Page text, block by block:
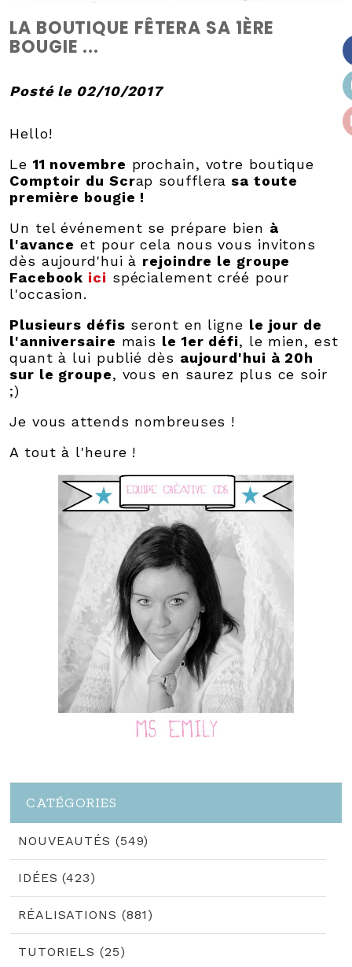
LA BOUTIQUE FÊTERA SA 1ÈRE
BOUGIE ...
Posté le 02/10/2017
Hello!
Le 11 novembre prochain, votre boutique
Comptoir du Scrap soufflera sa toute
première bougie !
Un tel événement se prépare bien à
l'avance et pour cela nous vous invitons
dès aujourd'hui à rejoindre le groupe
Facebook ici spécialement créé pour
l'occasion.
Plusieurs défis seront en ligne le jour de
l'anniversaire mais le 1er défi, le mien, est
quant à lui publié dès aujourd'hui à 20h
sur le groupe, vous en saurez plus ce soir
;)
Je vous attends nombreuses !
A tout à l'heure !
CATÉGORIES
NOUVEAUTÉS (549)
IDÉES (423)
RÉALISATIONS (881)
TUTORIELS (25)